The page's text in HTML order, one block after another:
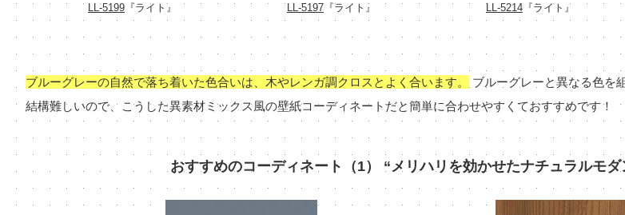
LL-5199 『ライト』 LL-5197『ライト』 LL-5214『ライト』
ブルーグレーの自然で落ち着いた色合いは、木やレンガ調クロスとよく合います。
ブルーグレーと異なる色を
結構難しいので、こうした異素材ミックス風の壁紙コーディネートだと簡単に合わせやすくておすすめです！
おすすめのコーディネート（1） “メリハリを効かせたナチュラルモダ